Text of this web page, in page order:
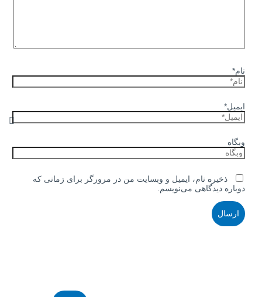
نام*
ایمیل*
وبگاه
ذخیره نام، ایمیل و وبسایت من در مرورگر برای زمانی که
دوباره دیدگاهی می‌نویسم.